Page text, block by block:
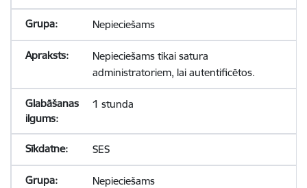
Nepieciešams
Nepieciešams tikai satura
administratoriem, lai autentificētos.
1 stunda
SES
Nepieciešams